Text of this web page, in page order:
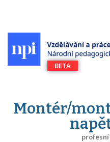
Montér/